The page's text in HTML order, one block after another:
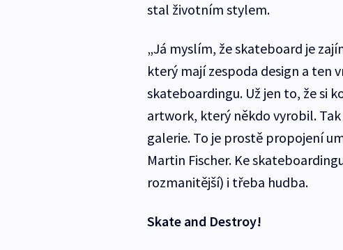
stal životním stylem.
„Já myslím, že skateboard je
který mají zespoda design a ten
skateboardingu. Už jen to, že si
artwork, který někdo vyrobil.
galerie. To je prostě propojení
Martin Fischer. Ke
rozmanitější) i třeba
Skate and Destroy!